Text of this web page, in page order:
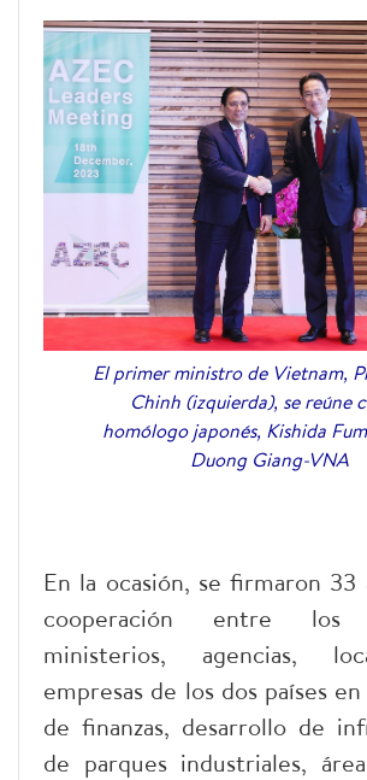
El primer ministro de Vietnam,
Chinh (izquierda), se reúne
homólogo japonés, Kishida
Duong Giang-VNA
En la ocasión, se firmaron 33
cooperación entre los
ministerios, agencias,
empresas de los dos países
de finanzas, desarrollo de
de parques industriales,